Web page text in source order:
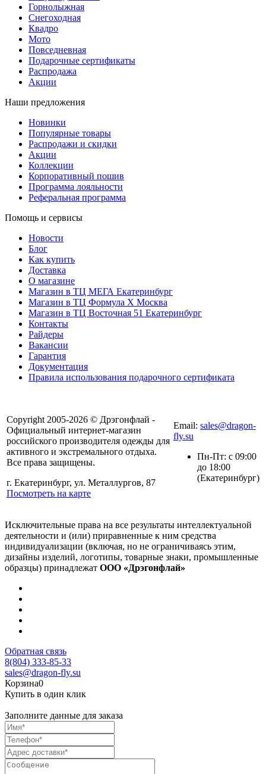
Горнолыжная
Снегоходная
Квадро
Мото
Повседневная
Подарочные сертификаты
Распродажа
Акции
Наши предложения
Новинки
Популярные товары
Распродажи и скидки
Акции
Коллекции
Корпоративный пошив
Программа лояльности
Реферальная программа
Помощь и сервисы
Новости
Блог
Как купить
Доставка
О магазине
Магазин в ТЦ МЕГА Екатеринбург
Магазин в ТЦ Формула X Москва
Магазин в ТЦ Восточная 51 Екатеринбург
Контакты
Райдеры
Вакансии
Гарантия
Документация
Правила использования подарочного сертификата
Copyright 2005-2026 © Дрэгонфлай -
Официальный интернет-магазин
российского производителя одежды для
активного и экстремального отдыха.
Все права защищены.
г. Екатеринбург, ул. Металлургов, 87
Посмотреть на карте
Email: sales@dragon-
fly.su
Пн-Пт: с 09:00
до 18:00
(Екатеринбург)
Исключительные права на все результаты интеллектуальной
деятельности и (или) приравненные к ним средства
индивидуализации (включая, но не ограничиваясь этим,
дизайны изделий, логотипы, товарные знаки, промышленные
образцы) принадлежат ООО «Дрэгонфлай»
Обратная связь
8(804) 333-85-33
sales@dragon-fly.su
Корзина0
Купить в один клик
Заполните данные для заказа